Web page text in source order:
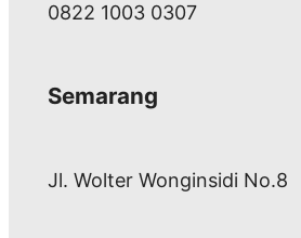
0822 1003 0307
Semarang
Jl. Wolter Wonginsidi No.8